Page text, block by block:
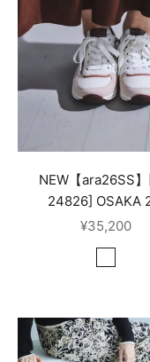
NEW【ara26SS
24826] OSAKA
セール価格
¥35,200